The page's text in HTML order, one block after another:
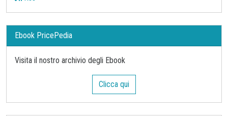
Ebook PricePedia
Visita il nostro archivio degli Ebook
Clicca qui